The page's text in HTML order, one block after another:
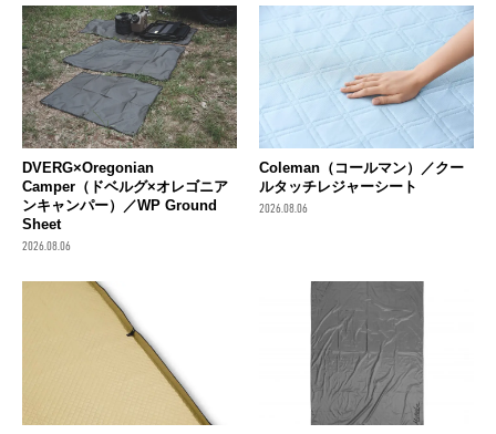
DVERG×Oregonian
Camper（ドベルグ×オレゴニア
ンキャンパー）／WP Ground
Sheet
2026.08.06
Coleman（コールマン）／クー
ルタッチレジャーシート
2026.08.06